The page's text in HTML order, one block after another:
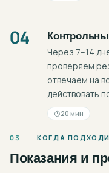
04
Через 7–14
проверяем
отвечаем на
действовать
20 мин
03 КОГДА
Показания и